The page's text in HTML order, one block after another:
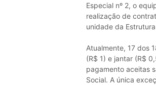
Especial nº 2, o
realização de
unidade da
Atualmente, 17 dos
(R$ 1) e jantar (R$
pagamento aceitas
Social. A única